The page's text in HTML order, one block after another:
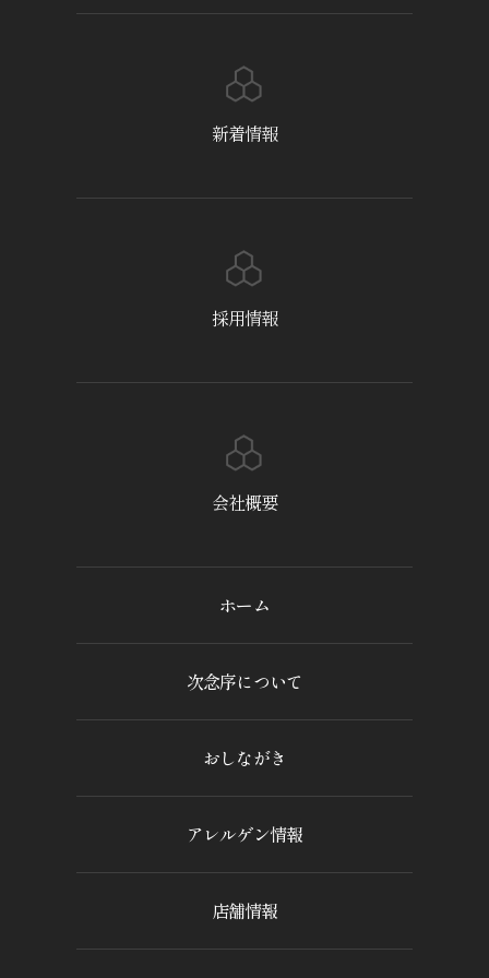
新着情報
採用情報
会社概要
ホーム
次念序について
おしながき
アレルゲン情報
店舗情報